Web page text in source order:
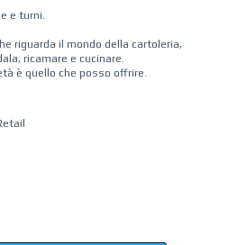
e turni.
riguarda il mondo della cartoleria,
ricamare e cucinare.
è quello che posso offrire.